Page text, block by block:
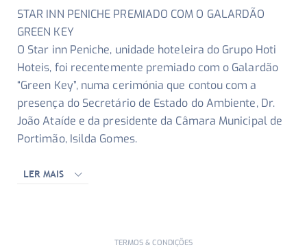
STAR INN PENICHE PREMIADO COM O GALARDÃO
GREEN KEY
O Star inn Peniche, unidade hoteleira do Grupo Hoti
Hoteis, foi recentemente premiado com o Galardão
“Green Key”, numa cerimónia que contou com a
presença do Secretário de Estado do Ambiente, Dr.
João Ataíde e da presidente da Câmara Municipal de
Portimão, Isilda Gomes.
LER MAIS
TERMOS & CONDIÇÕES